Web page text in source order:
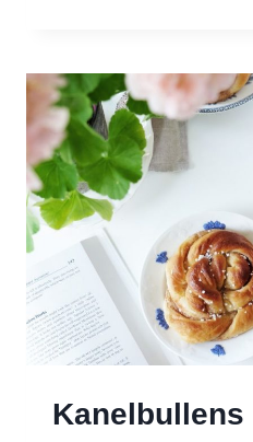
Kanelbullens